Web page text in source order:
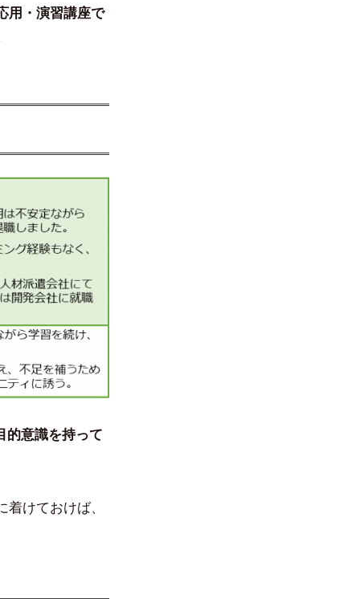
用・演習講座で
的意識を持って
けておけば、